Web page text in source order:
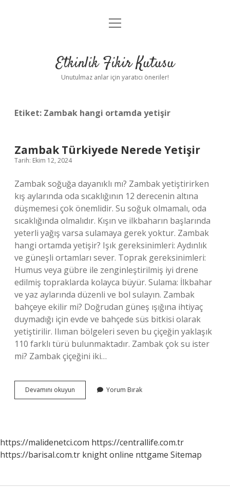
Anasayfa
Yasal Uyarı
menüyü
Etkinlik Fikir Kutusu
Unutulmaz anlar için yaratıcı öneriler!
Etiket: Zambak hangi ortamda yetişir
Zambak Türkiyede Nerede Yetişir
Tarih: Ekim 12, 2024
Zambak soğuğa dayanıklı mı? Zambak yetiştirirken
kış aylarında oda sıcaklığının 12 derecenin altına
düşmemesi çok önemlidir. Su soğuk olmamalı, oda
sıcaklığında olmalıdır. Kışın ve ilkbaharın başlarında
yeterli yağış varsa sulamaya gerek yoktur. Zambak
hangi ortamda yetişir? Işık gereksinimleri: Aydınlık
ve güneşli ortamları sever. Toprak gereksinimleri:
Humus veya gübre ile zenginleştirilmiş iyi drene
edilmiş topraklarda kolayca büyür. Sulama: İlkbahar
ve yaz aylarında düzenli ve bol sulayın. Zambak
bahçeye ekilir mi? Doğrudan güneş ışığına ihtiyaç
duymadığı için evde ve bahçede süs bitkisi olarak
yetiştirilir. Ilıman bölgeleri seven bu çiçeğin yaklaşık
110 farklı türü bulunmaktadır. Zambak çok su ister
mi? Zambak çiçeğini iki…
Devamını okuyun Zambak
Türkiyede
Yorum Bırak
https://malidenetci.com https://centrallife.com.tr
https://barisal.com.tr knight online nttgame Sitemap